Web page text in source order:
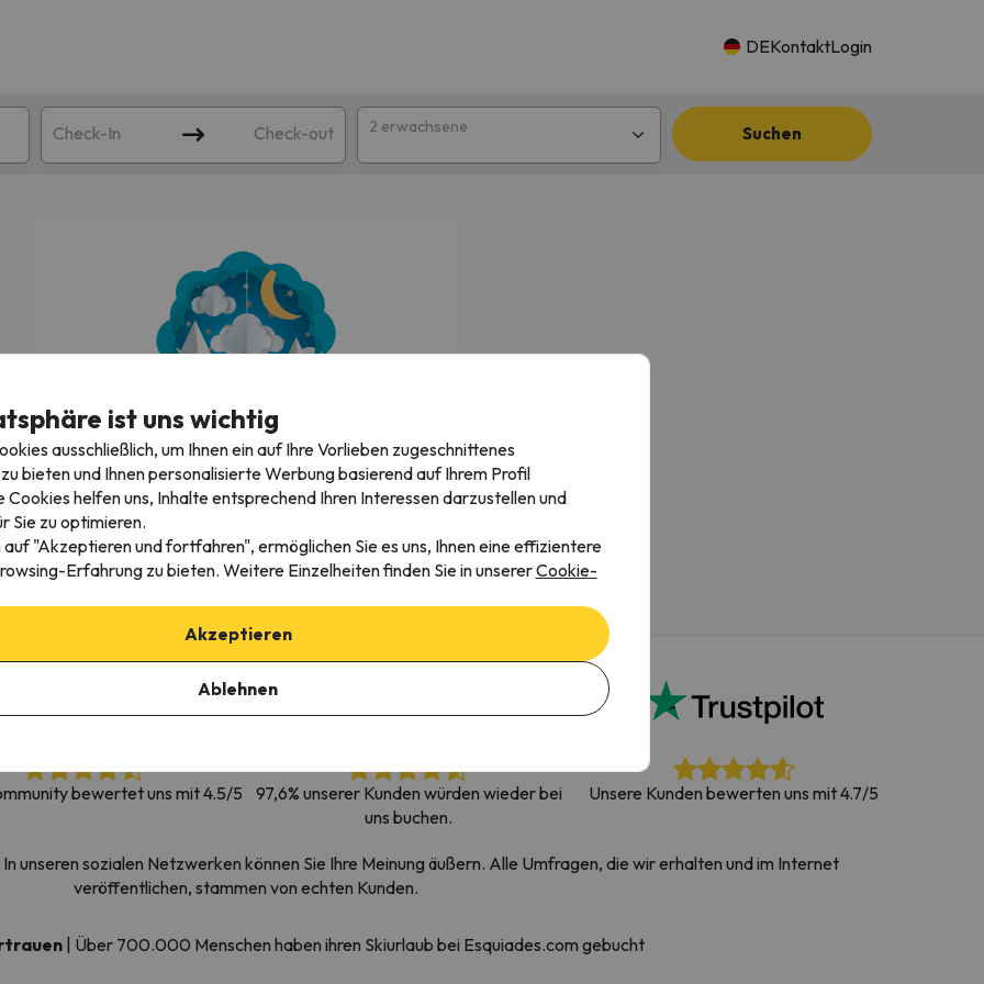
DEKontaktLogin
Check-In Check-out 2 erwachsene Suchen
Ihrer Suche entsprechen. Versuchen Sie, das Ziel zu ändern.
Sobald er seinen Kompass gefunden hat, wird er zurück sein.
Wir suchen gerade die besten Angebote!
bewertet uns mit 4.5/5
97,6% unserer Kunden würden wieder bei
uns buchen.
Unsere Kunden bewerten uns mit 4.7/5
unseren sozialen Netzwerken können Sie Ihre Meinung äußern. Alle Umfragen, die wir erhalten und im Internet
veröffentlichen, stammen von echten Kunden.
Über 700.000 Menschen haben ihren Skiurlaub bei Esquiades.com gebucht
ist uns wichtig
ausschließlich, um Ihnen ein auf Ihre Vorlieben zugeschnittenes
bieten und Ihnen personalisierte Werbung basierend auf Ihrem Profil
Cookies helfen uns, Inhalte entsprechend Ihren Interessen darzustellen und
Sie zu optimieren.
auf "Akzeptieren und fortfahren", ermöglichen Sie es uns, Ihnen eine effizientere
Erfahrung zu bieten. Weitere Einzelheiten finden Sie in unsererCookie-
Akzeptieren
Ablehnen